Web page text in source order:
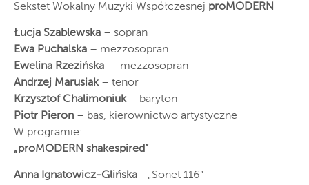
Sekstet Wokalny Muzyki Współczesnej proMODERN
Łucja Szablewska – sopran
Ewa Puchalska – mezzosopran
Ewelina Rzezińska – mezzosopran
Andrzej Marusiak– tenor
Krzysztof Chalimoniuk– baryton
Piotr Pieron – bas, kierownictwo artystyczne
W programie:
„proMODERN shakespired”
Anna Ignatowicz-Glińska –„Sonet 116”